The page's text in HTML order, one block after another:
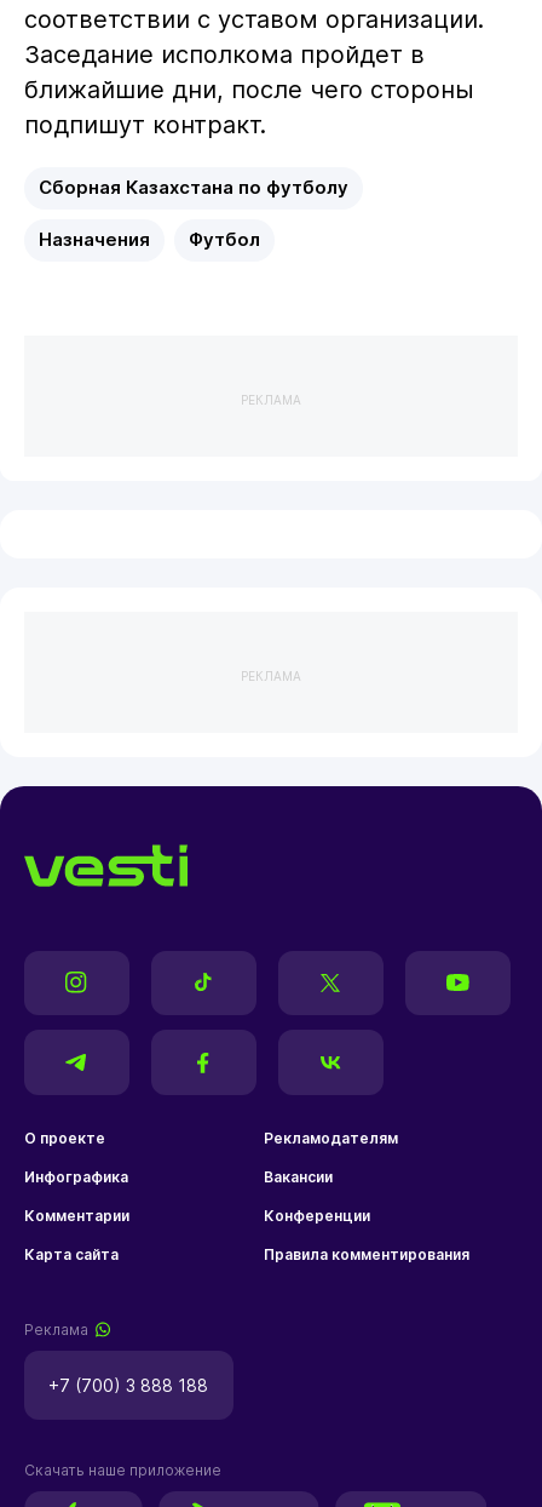
соответствии с уставом организации.
Заседание исполкома пройдет в
ближайшие дни, после чего стороны
подпишут контракт.
Сборная Казахстана по футболу
Назначения Футбол
РЕКЛАМА
РЕКЛАМА
О проекте Рекламодателям
Инфографика Вакансии
Комментарии Конференции
Карта сайта Правила комментирования
Реклама
+7 (700) 3 888 188
Скачать наше приложение